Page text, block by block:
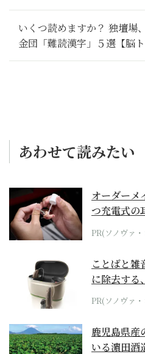
作法】
いくつ読めますか？ 独壇場
金団「難読漢字」５選【脳
あわせて読みたい
オーダーメ
つ充電式の
PR(ソノヴァ
ことばと雑
に除去する
位モデル
PR(ソノヴァ
鹿児島県産
いる濵田酒